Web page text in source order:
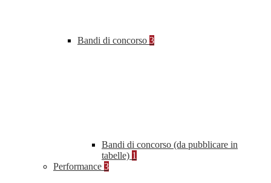
Bandi di concorso 3
Bandi di concorso (da pubblicare in
tabelle) 1
Performance 3